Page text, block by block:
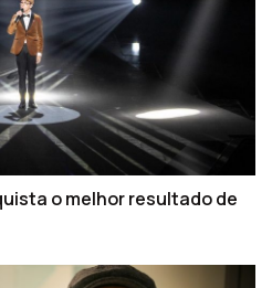
o melhor resultado de